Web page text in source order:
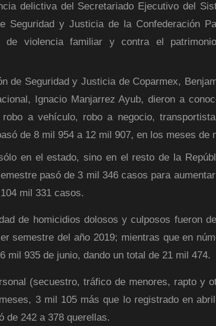
delictiva del Secretariado Ejecutivo del
Seguridad y Justicia de la Confederación
de violencia familiar y contra el
de Seguridad y Justicia de Coparmex,
Ignacio Manjarrez Ayub, dieron a
a vehículo, robo a negocio,
de 8 mil 954 a 12 mil 907, en los meses de
en el estado, sino en el resto de la
pasó de 3 mil 346 casos para
mil 331 casos.
de homicidios dolosos y culposos fueron
semestre del año 2019; mientras que en
mil 935 de junio, dando un total de 21 mil 474.
(secuestro, tráfico de menores, rapto y
3 mil 105 más que lo registrado en
de 242 a 378 querellas.